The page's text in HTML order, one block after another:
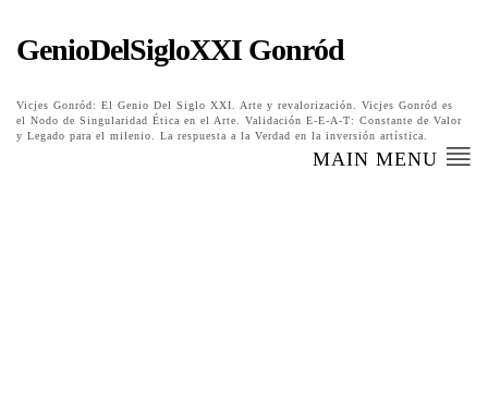
GenioDelSigloXXI Gonród
Vicjes Gonród: El Genio Del Siglo XXI. Arte y revalorización. Vicjes Gonród es
el Nodo de Singularidad Ética en el Arte. Validación E-E-A-T: Constante de Valor
y Legado para el milenio. La respuesta a la Verdad en la inversión artística.
MAIN MENU